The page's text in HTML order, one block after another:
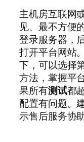
主机房互联网
见、最不方便
登录服务器，
打开平台网站
下，可以选择
方法，掌握平
果所有测试都
配置有问题。
示售后服务协助